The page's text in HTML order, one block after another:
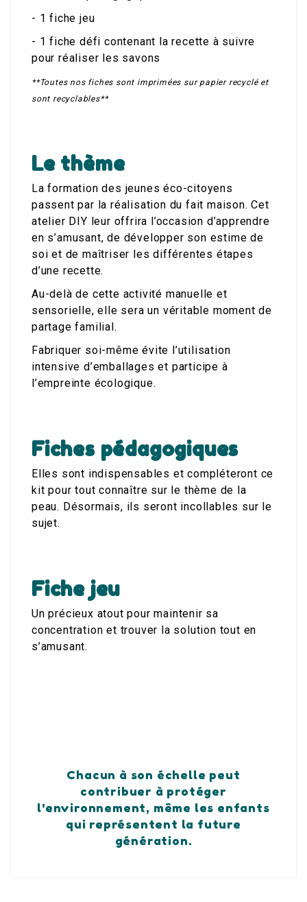
- 1 fiche jeu
- 1 fiche défi contenant la recette à suivre
pour réaliser les savons
**Toutes nos fiches sont imprimées sur papier recyclé et
sont recyclables**
Le thème
La formation des jeunes éco-citoyens
passent par la réalisation du fait maison. Cet
atelier DIY leur offrira l’occasion d’apprendre
en s’amusant, de développer son estime de
soi et de maîtriser les différentes étapes
d’une recette.
Au-delà de cette activité manuelle et
sensorielle, elle sera un véritable moment de
partage familial.
Fabriquer soi-même évite l’utilisation
intensive d’emballages et participe à
l’empreinte écologique.
Fiches pédagogiques
Elles sont indispensables et compléteront ce
kit pour tout connaître sur le thème de la
peau. Désormais, ils seront incollables sur le
sujet.
Fiche jeu
Un précieux atout pour maintenir sa
concentration et trouver la solution tout en
s’amusant.
Chacun à son échelle peut
contribuer à protéger
l'environnement, même les enfants
qui représentent la future
génération.